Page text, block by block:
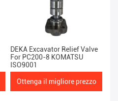
DEKA Excavator Relief Valve
For PC200-8 KOMATSU
ISO9001
Ottenga il migliore prezzo